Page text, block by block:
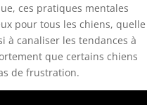
ces pratiques mentales
pour tous les chiens, quelle
à canaliser les tendances à
que certains chiens
de frustration.